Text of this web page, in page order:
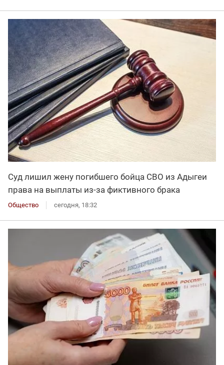
Суд лишил жену погибшего бойца СВО из Адыгеи
права на выплаты из-за фиктивного брака
Общество сегодня, 18:32